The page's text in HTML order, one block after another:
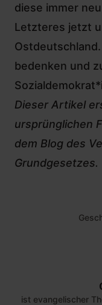
diese immer
Letzteres jetzt
bedenken und
Dieser Artikel
ursprünglichen
dem Blog des
Grundgesetzes.
ist evangelischer